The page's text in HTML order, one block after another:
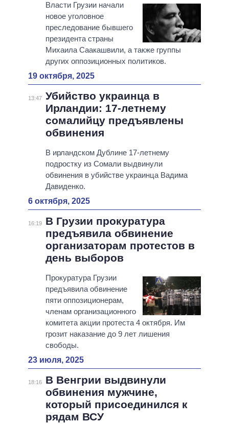
Власти Грузии начали
новое уголовное
преследование бывшего
президента страны
Михаила Саакашвили, а также группы
других оппозиционных политиков.
19 октября, 2025
13:47 Убийство украинца в
Ирландии: 17-летнему
сомалийцу предъявлены
обвинения
В ирландском Дублине 17-летнему
подростку из Сомали выдвинули
обвинения в убийстве украинца Вадима
Давиденко.
6 октября, 2025
16:19
В Грузии прокуратура
предъявила обвинение
организаторам протестов в
день выборов
Прокуратура Грузии
предъявила обвинение
пяти оппозиционерам,
членам организационного
комитета акции протеста 4 октября. Им
грозит наказание до 9 лет лишения
свободы.
23 июля, 2025
18:16
В Венгрии выдвинули
обвинения мужчине,
который присоединился к
рядам ВСУ